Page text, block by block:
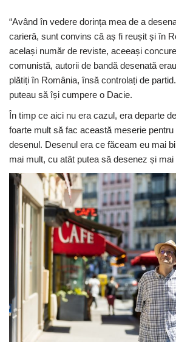
“Având în vedere dorința mea de a
carieră, sunt convins că aș fi reușit și în
același număr de reviste, aceeași
comunistă, autorii de bandă desenată
plătiți în România, însă controlați de
puteau să își cumpere o Dacie.
În timp ce aici nu era cazul, era departe
foarte mult să fac această meserie
desenul. Desenul era ce făceam eu mai
mai mult, cu atât putea să desenez și mai